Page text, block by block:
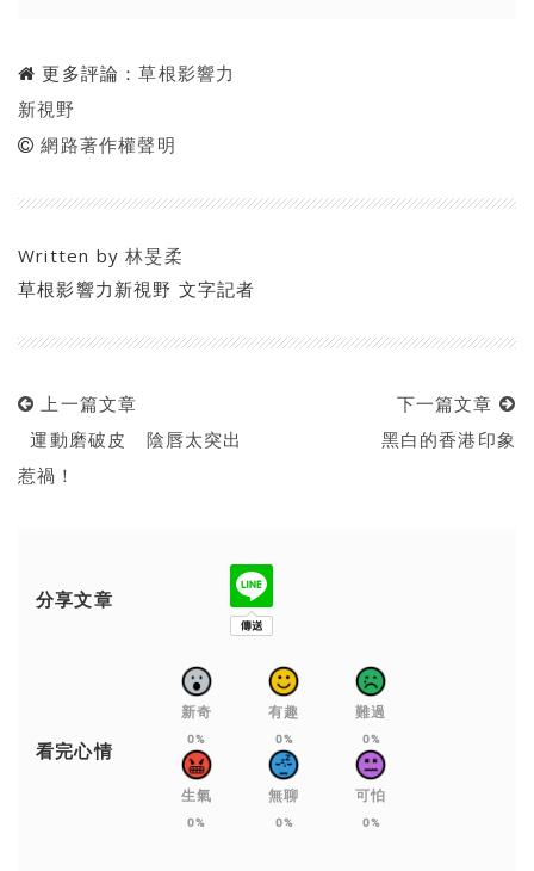
更多評論：草根影響力
新視野
網路著作權聲明
Written by林旻柔
草根影響力新視野 文字記者
上一篇文章
運動磨破皮 陰唇太突出
惹禍！
下一篇文章
黑白的香港印象
分享文章
看完心情
新奇
0%
有趣
0%
難過
0%
生氣
0%
無聊
0%
可怕
0%